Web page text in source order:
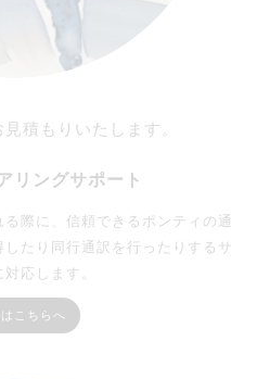
積もりいたします。
リングサポート
際に、信頼できるポンティの通
たり同行通訳を行ったりするサ
応します。
こちらへ